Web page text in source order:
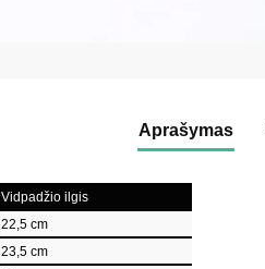
Aprašymas
Vidpadžio ilgis
22,5 cm
23,5 cm